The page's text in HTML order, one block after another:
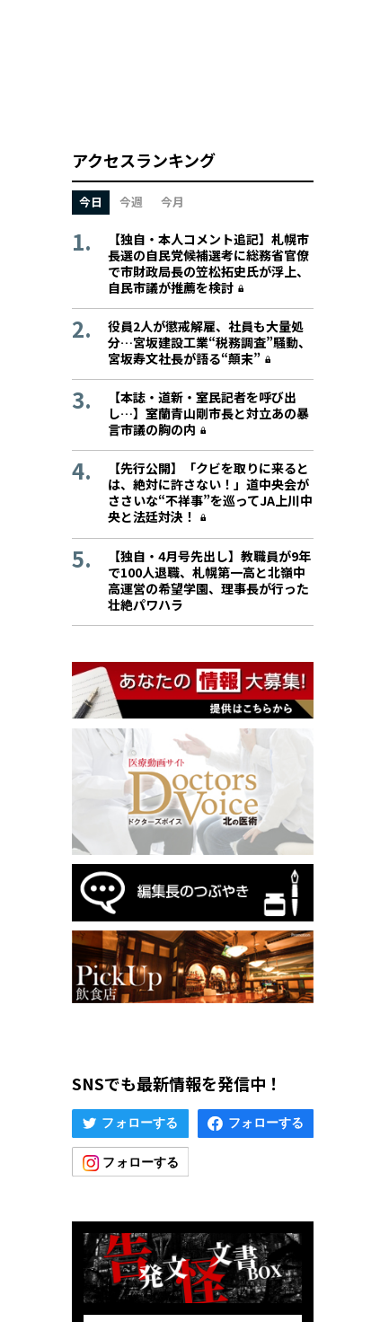
アクセスランキング
今日 今週 今月
【独自・本人コメント追記】札幌市
長選の自民党候補選考に総務省官僚
で市財政局長の笠松拓史氏が浮上、
自民市議が推薦を検討
役員2人が懲戒解雇、社員も大量処
分…宮坂建設工業“税務調査”騒動、
宮坂寿文社長が語る“顛末”
【本誌・道新・室民記者を呼び出
し…】室蘭青山剛市長と対立あの暴
言市議の胸の内
【先行公開】「クビを取りに来ると
は、絶対に許さない！」道中央会が
ささいな“不祥事”を巡ってJA上川中
央と法廷対決！
【独自・4月号先出し】教職員が9年
で100人退職、札幌第一高と北嶺中
高運営の希望学園、理事長が行った
壮絶パワハラ
SNSでも最新情報を発信中！